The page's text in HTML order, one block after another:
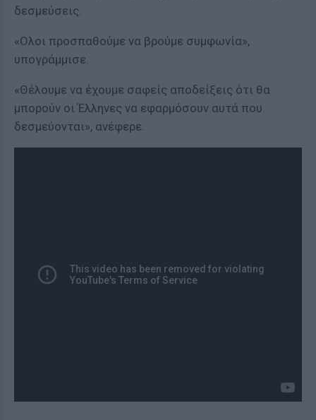
δεσμεύσεις.
«Ολοι προσπαθούμε να βρούμε συμφωνία»,
υπογράμμισε.
«Θέλουμε να έχουμε σαφείς αποδείξεις ότι θα
μπορούν οι Έλληνες να εφαρμόσουν αυτά που
δεσμεύονται», ανέφερε.